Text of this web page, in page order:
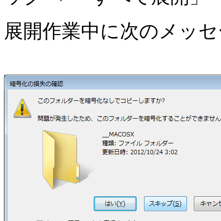
展開作業中に次のメッ